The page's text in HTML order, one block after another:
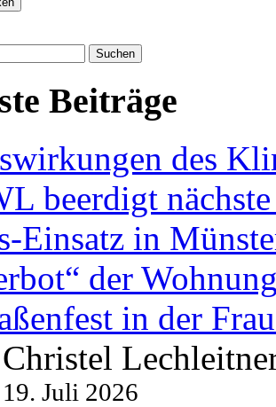
Beiträge
des
beerdigt
Einsatz in
der
in der
Christel
19. Juli 2026